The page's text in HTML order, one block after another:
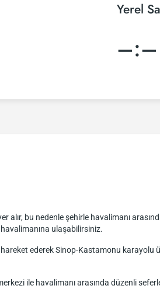
Yerel
–:–
bu nedenle şehirle havalimanı
ulaşabilirsiniz.
ederek Sinop-Kastamonu karayolu
ile havalimanı arasında düzenli